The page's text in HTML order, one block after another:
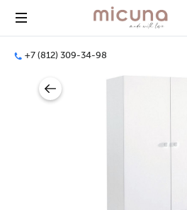
+7 (812) 309-34-98